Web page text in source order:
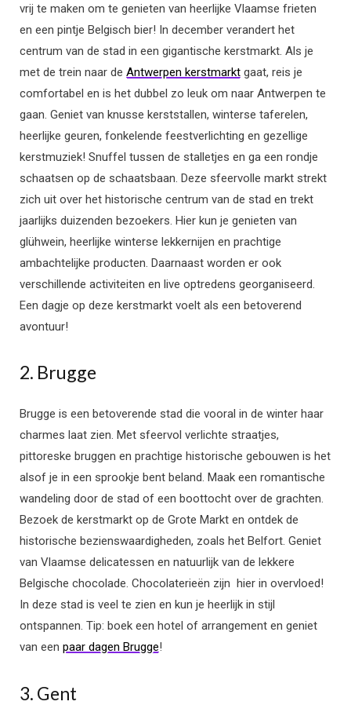
vrij te maken om te genieten van heerlijke Vlaamse frieten
en een pintje Belgisch bier! In december verandert het
centrum van de stad in een gigantische kerstmarkt. Als je
met de trein naar de Antwerpen kerstmarkt gaat, reis je
comfortabel en is het dubbel zo leuk om naar Antwerpen te
gaan. Geniet van knusse kerststallen, winterse taferelen,
heerlijke geuren, fonkelende feestverlichting en gezellige
kerstmuziek! Snuffel tussen de stalletjes en ga een rondje
schaatsen op de schaatsbaan. Deze sfeervolle markt strekt
zich uit over het historische centrum van de stad en trekt
jaarlijks duizenden bezoekers. Hier kun je genieten van
glühwein, heerlijke winterse lekkernijen en prachtige
ambachtelijke producten. Daarnaast worden er ook
verschillende activiteiten en live optredens georganiseerd.
Een dagje op deze kerstmarkt voelt als een betoverend
avontuur!
2. Brugge
Brugge is een betoverende stad die vooral in de winter haar
charmes laat zien. Met sfeervol verlichte straatjes,
pittoreske bruggen en prachtige historische gebouwen is het
alsof je in een sprookje bent beland. Maak een romantische
wandeling door de stad of een boottocht over de grachten.
Bezoek de kerstmarkt op de Grote Markt en ontdek de
historische bezienswaardigheden, zoals het Belfort. Geniet
van Vlaamse delicatessen en natuurlijk van de lekkere
Belgische chocolade. Chocolaterieën zijn hier in overvloed!
In deze stad is veel te zien en kun je heerlijk in stijl
ontspannen. Tip: boek een hotel of arrangement en geniet
van een paar dagen Brugge!
3. Gent